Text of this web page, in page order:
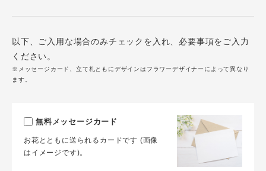
以下、ご入用な場合のみチェックを入れ、必要事項をご入力
ください。
※メッセージカード、立て札ともにデザインはフラワーデザイナーによって異なり
ます。
無料メッセージカード
お花とともに送られるカードです (画像
はイメージです)。